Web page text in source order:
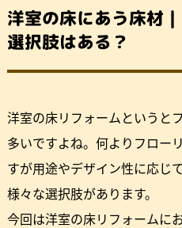
洋室の床にあう床材
選択肢はある？
洋室の床リフォームというと
多いですよね。何よりフロー
すが用途やデザイン性に応じ
様々な選択肢があります。
今回は洋室の床リフォームに